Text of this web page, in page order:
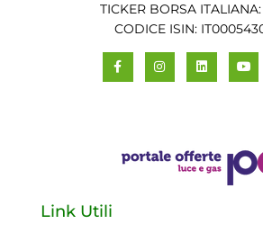
TICKER BORSA
CODICE ISIN:
Link Utili